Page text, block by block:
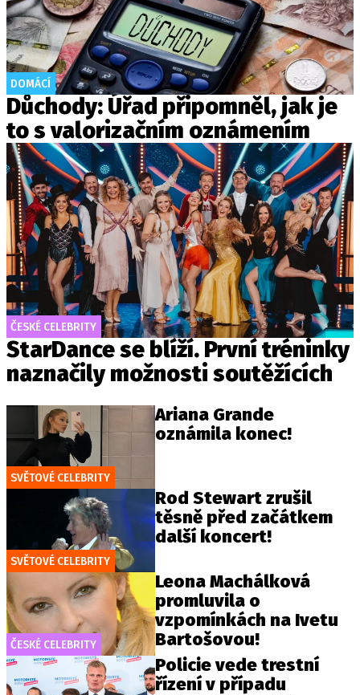
DOMÁCÍ
Důchody: Úřad připomněl, jak je
to s valorizačním oznámením
ČESKÉ CELEBRITY
StarDance se blíží. První tréninky
naznačily možnosti soutěžících
SVĚTOVÉ CELEBRITY
Ariana Grande
oznámila konec!
SVĚTOVÉ CELEBRITY
Rod Stewart zrušil
těsně před začátkem
další koncert!
ČESKÉ CELEBRITY
Leona Machálková
promluvila o
vzpomínkách na Ivetu
Bartošovou!
Policie vede trestní
řízení v případu